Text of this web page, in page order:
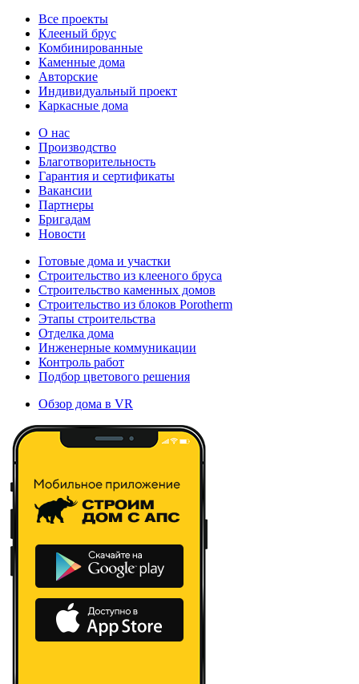
Все проекты
Клееный брус
Комбинированные
Каменные дома
Авторские
Индивидуальный проект
Каркасные дома
О нас
Производство
Благотворительность
Гарантия и сертификаты
Вакансии
Партнеры
Бригадам
Новости
Готовые дома и участки
Строительство из клееного бруса
Строительство каменных домов
Строительство из блоков Porotherm
Этапы строительства
Отделка дома
Инженерные коммуникации
Контроль работ
Подбор цветового решения
Обзор дома в VR